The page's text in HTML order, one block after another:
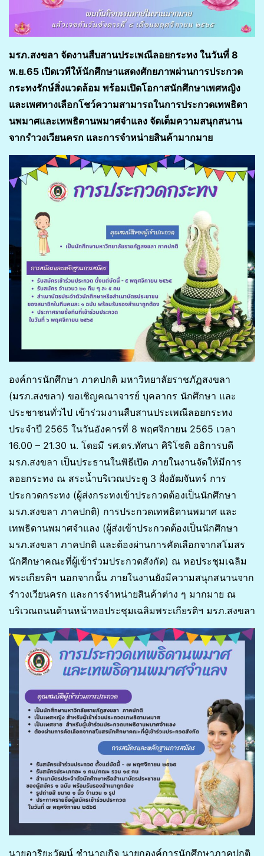
มรภ.สงขลา จัดงานสืบสานประเพณีลอยกระทง ในวันที่ 8
พ.ย.65 เปิดเวทีให้นักศึกษาแสดงศักยภาพผ่านการประกวด
กระทงรักษ์สิ่งแวดล้อม พร้อมเปิดโอกาสนักศึกษาเพศหญิง
และเพศทางเลือกโชว์ความสามารถในการประกวดเทพธิดา
นพมาศและเทพธิดานพมาศจำแลง จัดเต็มความสนุกสนาน
จากรำวงเวียนครก และการจำหน่ายสินค้ามากมาย
องค์การนักศึกษา ภาคปกติ มหาวิทยาลัยราชภัฏสงขลา
(มรภ.สงขลา) ขอเชิญคณาจารย์ บุคลากร นักศึกษา และ
ประชาชนทั่วไป เข้าร่วมงานสืบสานประเพณีลอยกระทง
ประจำปี 2565 ในวันอังคารที่ 8 พฤศจิกายน 2565 เวลา
16.00 – 21.30 น. โดยมี รศ.ดร.ทัศนา ศิริโชติ อธิการบดี
มรภ.สงขลา เป็นประธานในพิธีเปิด ภายในงานจัดให้มีการ
ลอยกระทง ณ สระน้ำบริเวณประตู 3 ฝั่งอัฒจันทร์ การ
ประกวดกระทง (ผู้ส่งกระทงเข้าประกวดต้องเป็นนักศึกษา
มรภ.สงขลา ภาคปกติ) การประกวดเทพธิดานพมาศ และ
เทพธิดานพมาศจำแลง (ผู้ส่งเข้าประกวดต้องเป็นนักศึกษา
มรภ.สงขลา ภาคปกติ และต้องผ่านการคัดเลือกจากสโมสร
นักศึกษาคณะที่ผู้เข้าร่วมประกวดสังกัด) ณ หอประชุมเฉลิม
พระเกียรติฯ นอกจากนั้น ภายในงานยังมีความสนุกสนานจาก
รำวงเวียนครก และการจำหน่ายสินค้าต่าง ๆ มากมาย ณ
บริเวณถนนด้านหน้าหอประชุมเฉลิมพระเกียรติฯ มรภ.สงขลา
นายอาริยะวัฒน์ ชำนาญกิจ นายกองค์การนักศึกษาภาคปกติ